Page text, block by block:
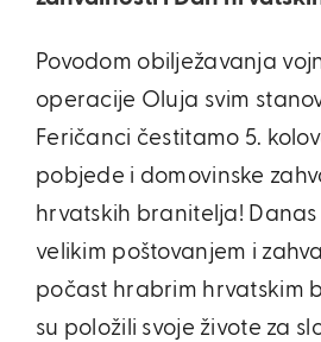
Povodom obilježavanja
operacije Oluja svim
Feričanci čestitamo 5.
pobjede i domovinske
hrvatskih branitelja! Danas
velikim poštovanjem i
počast hrabrim hrvatskim
su položili svoje živote za